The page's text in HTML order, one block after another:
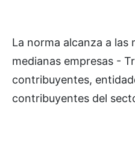
La norma alcanza a las
medianas empresas -
contribuyentes,
contribuyentes del